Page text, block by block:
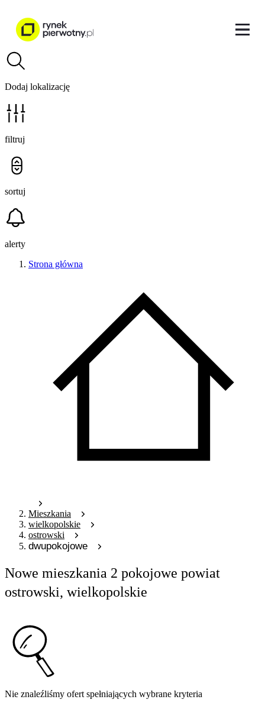
Dodaj lokalizację
filtruj
sortuj
alerty
Strona główna
Mieszkania
wielkopolskie
ostrowski
dwupokojowe
Nowe mieszkania 2 pokojowe powiat
ostrowski, wielkopolskie
Nie znaleźliśmy ofert spełniających wybrane kryteria